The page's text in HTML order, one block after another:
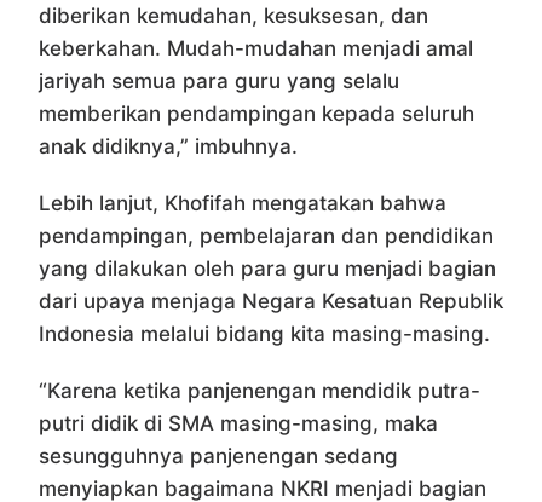
diberikan kemudahan, kesuksesan, dan
keberkahan. Mudah-mudahan menjadi amal
jariyah semua para guru yang selalu
memberikan pendampingan kepada seluruh
anak didiknya,” imbuhnya.
Lebih lanjut, Khofifah mengatakan bahwa
pendampingan, pembelajaran dan pendidikan
yang dilakukan oleh para guru menjadi bagian
dari upaya menjaga Negara Kesatuan Republik
Indonesia melalui bidang kita masing-masing.
“Karena ketika panjenengan mendidik putra-
putri didik di SMA masing-masing, maka
sesungguhnya panjenengan sedang
menyiapkan bagaimana NKRI menjadi bagian